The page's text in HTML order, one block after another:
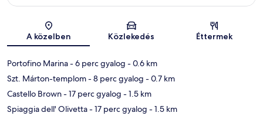
Térkép
A közelben Közlekedés Éttermek
Portofino Marina- 6 perc gyalog - 0.6 km
Szt. Márton-templom- 8 perc gyalog - 0.7 km
Castello Brown- 17 perc gyalog - 1.5 km
Spiaggia dell' Olivetta- 17 perc gyalog - 1.5 km